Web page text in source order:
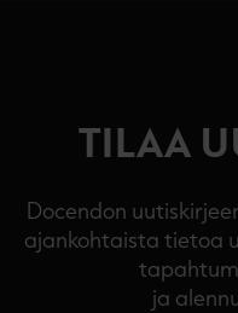
TILAA
Docendon
ajankohtaista tietoa
ja